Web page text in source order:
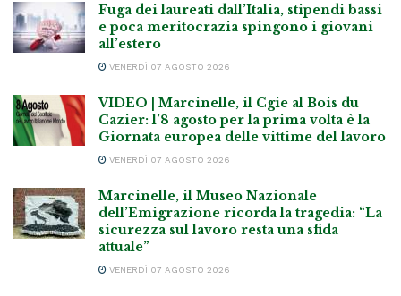
Fuga dei laureati dall’Italia, stipendi bassi
e poca meritocrazia spingono i giovani
all’estero
VENERDÌ 07 AGOSTO 2026
VIDEO | Marcinelle, il Cgie al Bois du
Cazier: l’8 agosto per la prima volta è la
Giornata europea delle vittime del lavoro
VENERDÌ 07 AGOSTO 2026
Marcinelle, il Museo Nazionale
dell’Emigrazione ricorda la tragedia: “La
sicurezza sul lavoro resta una sfida
attuale”
VENERDÌ 07 AGOSTO 2026